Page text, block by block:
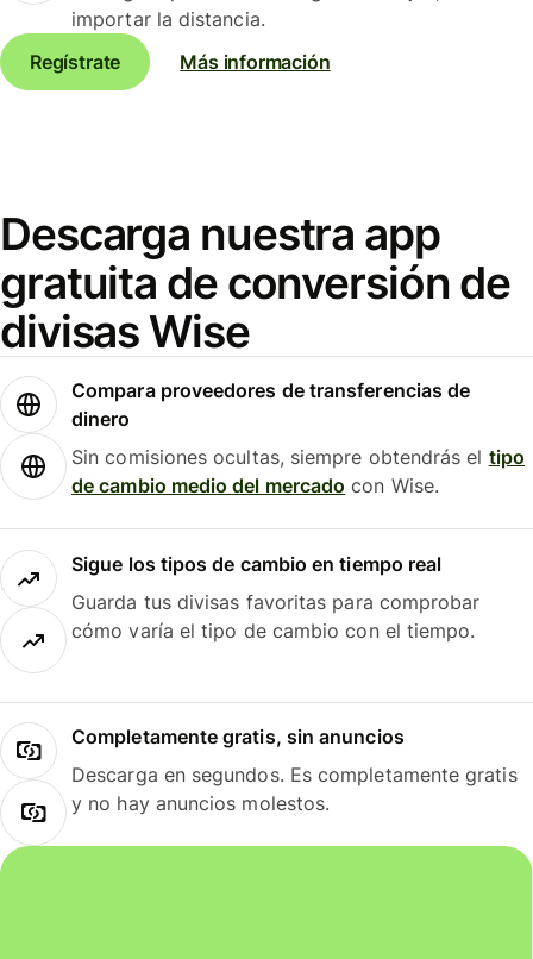
importar la distancia.
Regístrate
Más información
Descarga nuestra app
gratuita de conversión de
divisas Wise
Compara proveedores de transferencias de
dinero
Sin comisiones ocultas, siempre obtendrás el tipo
de cambio medio del mercado con Wise.
Sigue los tipos de cambio en tiempo real
Guarda tus divisas favoritas para comprobar
cómo varía el tipo de cambio con el tiempo.
Completamente gratis, sin anuncios
Descarga en segundos. Es completamente gratis
y no hay anuncios molestos.